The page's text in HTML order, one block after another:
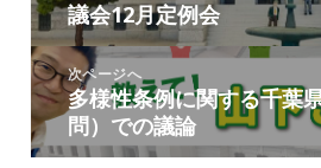
ビ
ゲ
ー
シ
ョ
の
投
稿:
議会12月定例会
次ページへ
次
の
投
多様性条例に関する千葉
問）での議論